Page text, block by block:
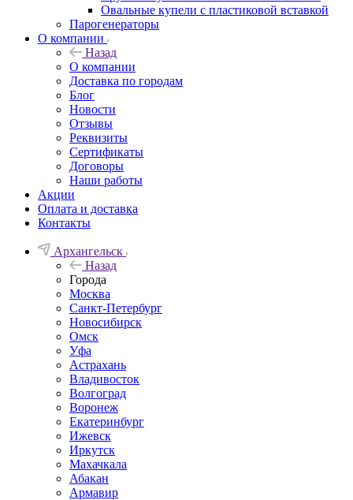
Овальные купели с пластиковой вставкой
Парогенераторы
О компании
Назад
О компании
Доставка по городам
Блог
Новости
Отзывы
Реквизиты
Сертификаты
Договоры
Наши работы
Акции
Оплата и доставка
Контакты
Архангельск
Назад
Города
Москва
Санкт-Петербург
Новосибирск
Омск
Уфа
Астрахань
Владивосток
Волгоград
Воронеж
Екатеринбург
Ижевск
Иркутск
Махачкала
Абакан
Армавир